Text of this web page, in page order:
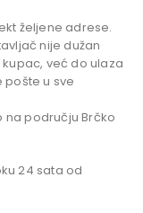
željene adrese.
nije dužan
već do ulaza
pošte u sve
na području Brčko
24 sata od